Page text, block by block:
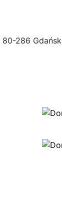
80-286 Gdańsk